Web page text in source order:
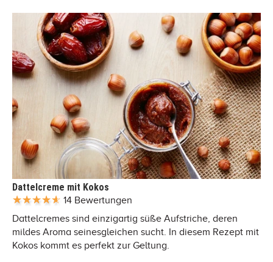
Dattelcreme mit Kokos
14 Bewertungen
Dattelcremes sind einzigartig süße Aufstriche, deren
mildes Aroma seinesgleichen sucht. In diesem Rezept mit
Kokos kommt es perfekt zur Geltung.